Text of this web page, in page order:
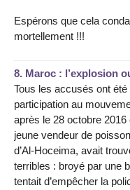
Espérons que cela
mortellement !!!
8. Maroc : l’explosion
Tous les accusés ont
participation au
après le 28 octobre
jeune vendeur de
d’Al-Hoceima, avait
terribles : broyé par une
tentait d’empêcher la